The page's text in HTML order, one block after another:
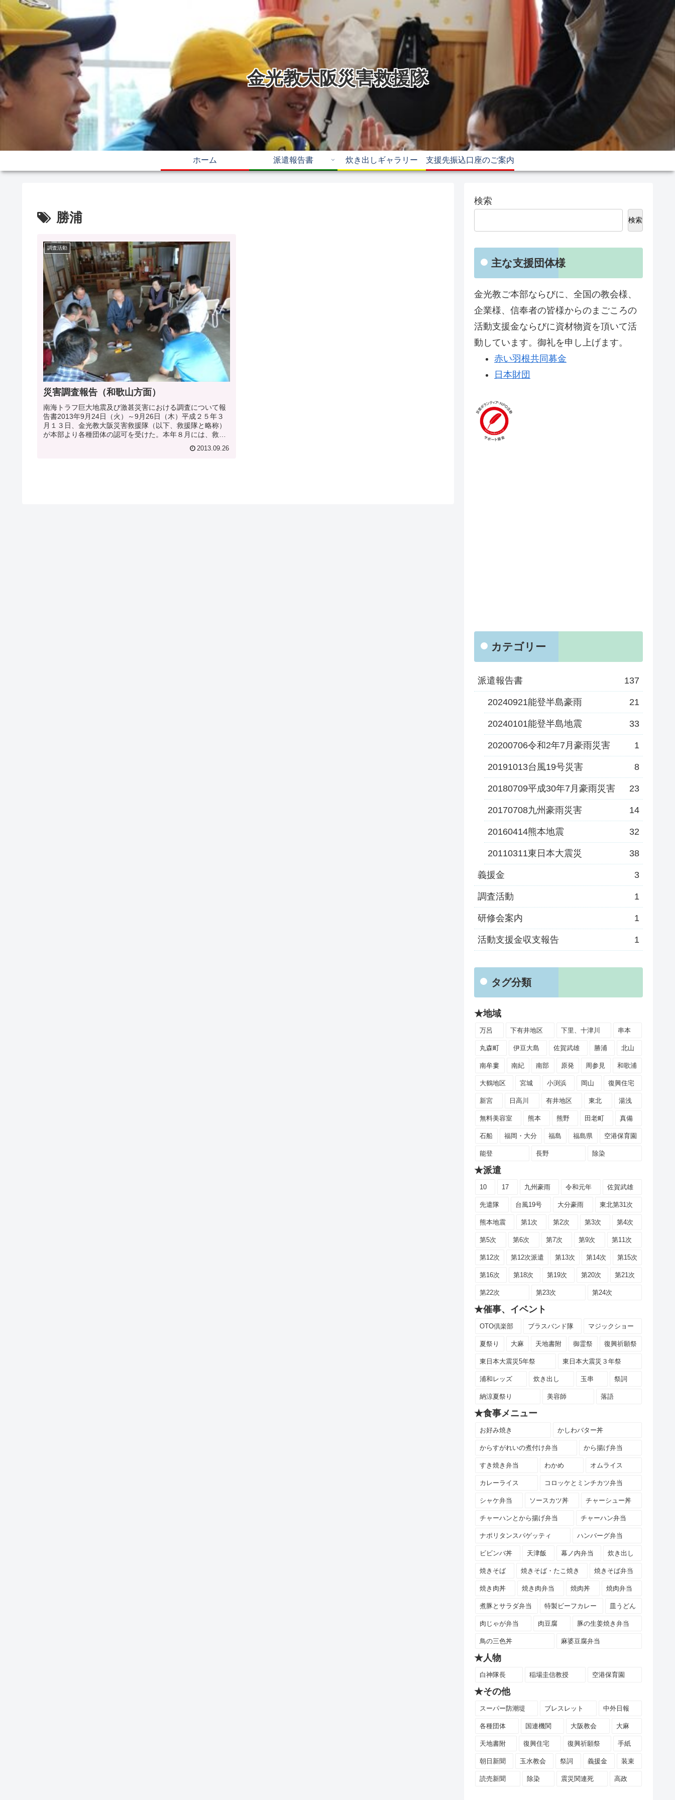
金光教大阪災害救援隊
ホーム 派遣報告書 炊き出しギャラリー 支援先振込口座のご案内
勝浦
調査活動
災害調査報告（和歌山方面）
南海トラフ巨大地震及び激甚災害における調査について報
告書2013年9月24日（火）～9月26日（木）平成２５年３
月１３日、金光教大阪災害救援隊（以下、救援隊と略称）
が本部より各種団体の認可を受けた。本年８月には、救援
2013.09.26
検索
検索
主な支援団体様
金光教ご本部ならびに、全国の教会様、
企業様、信奉者の皆様からのまごころの
活動支援金ならびに資材物資を頂いて活
動しています。御礼を申し上げます。
赤い羽根共同募金
日本財団
カテゴリー
派遣報告書 137
20240921能登半島豪雨 21
20240101能登半島地震 33
20200706令和2年7月豪雨災害 1
20191013台風19号災害 8
20180709平成30年7月豪雨災害 23
20170708九州豪雨災害 14
20160414熊本地震 32
20110311東日本大震災 38
義援金 3
調査活動 1
研修会案内 1
活動支援金収支報告 1
タグ分類
★地域
万呂 下有井地区 下里、十津川 串本
丸森町 伊豆大島 佐賀武雄 勝浦 北山
南牟婁 南紀 南部 原発 周参見 和歌浦
大鶴地区 宮城 小渕浜 岡山 復興住宅
新宮 日高川 有井地区 東北 湯浅
無料美容室 熊本 熊野 田老町 真備
石船 福岡・大分 福島 福島県 空港保育園
能登 長野 除染
★派遣
10 17 九州豪雨 令和元年 佐賀武雄
先遣隊 台風19号 大分豪雨 東北第31次
熊本地震 第1次 第2次 第3次 第4次
第5次 第6次 第7次 第9次 第11次
第12次 第12次派遣 第13次 第14次 第15次
第16次 第18次 第19次 第20次 第21次
第22次 第23次 第24次
★催事、イベント
OTO倶楽部 ブラスバンド隊 マジックショー
夏祭り 大麻 天地書附 御霊祭 復興祈願祭
東日本大震災5年祭 東日本大震災３年祭
浦和レッズ 炊き出し 玉串 祭詞
納涼夏祭り 美容師 落語
★食事メニュー
お好み焼き かしわバター丼
からすがれいの煮付け弁当 から揚げ弁当
すき焼き弁当 わかめ オムライス
カレーライス コロッケとミンチカツ弁当
シャケ弁当 ソースカツ丼 チャーシュー丼
チャーハンとから揚げ弁当 チャーハン弁当
ナポリタンスパゲッティ ハンバーグ弁当
ビビンバ丼 天津飯 幕ノ内弁当 炊き出し
焼きそば 焼きそば・たこ焼き 焼きそば弁当
焼き肉丼 焼き肉弁当 焼肉丼 焼肉弁当
煮豚とサラダ弁当 特製ビーフカレー 皿うどん
肉じゃが弁当 肉豆腐 豚の生姜焼き弁当
鳥の三色丼 麻婆豆腐弁当
★人物
白神隊長 稲場圭信教授 空港保育園
★その他
スーパー防潮堤 ブレスレット 中外日報
各種団体 国連機関 大阪教会 大麻
天地書附 復興住宅 復興祈願祭 手紙
朝日新聞 玉水教会 祭詞 義援金 装束
読売新聞 除染 震災関連死 高政